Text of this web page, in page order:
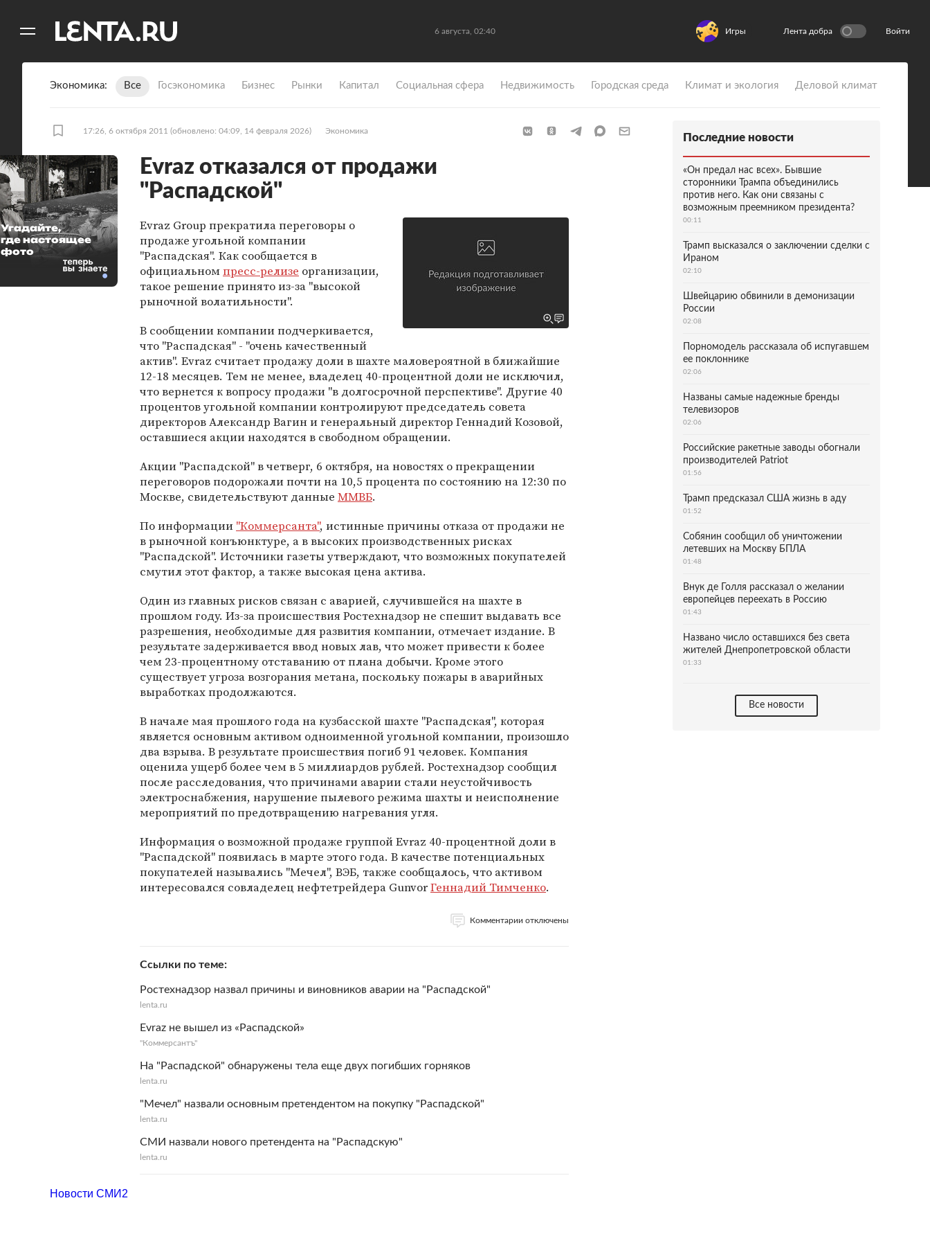
6 августа, 02:40 Игры Лента добра Войти
Экономика Все Госэкономика Бизнес Рынки Капитал Социальная сфера Недвижимость Городская среда Климат и экология Деловой климат
17:26, 6 октября 2011 (обновлено: 04:09, 14 февраля 2026) Экономика
Evraz отказался от продажи
"Распадской"
Evraz Group прекратила переговоры о
продаже угольной компании
"Распадская". Как сообщается в
официальномпресс-релизе организации,
такое решение принято из-за "высокой
рыночной волатильности".
В сообщении компании подчеркивается,
что "Распадская" - "очень качественный
актив". Evraz считает продажу доли в шахте маловероятной в ближайшие
12-18 месяцев. Тем не менее, владелец 40-процентной доли не исключил,
что вернется к вопросу продажи "в долгосрочной перспективе". Другие 40
процентов угольной компании контролируют председатель совета
директоров Александр Вагин и генеральный директор Геннадий Козовой,
оставшиеся акции находятся в свободном обращении.
Акции "Распадской" в четверг, 6 октября, на новостях о прекращении
переговоров подорожали почти на 10,5 процента по состоянию на 12:30 по
Москве, свидетельствуют данные ММВБ.
По информации "Коммерсанта", истинные причины отказа от продажи не
в рыночной конъюнктуре, а в высоких производственных рисках
"Распадской". Источники газеты утверждают, что возможных покупателей
смутил этот фактор, а также высокая цена актива.
Один из главных рисков связан с аварией, случившейся на шахте в
прошлом году. Из-за происшествия Ростехнадзор не спешит выдавать все
разрешения, необходимые для развития компании, отмечает издание. В
результате задерживается ввод новых лав, что может привести к более
чем 23-процентному отставанию от плана добычи. Кроме этого
существует угроза возгорания метана, поскольку пожары в аварийных
выработках продолжаются.
В начале мая прошлого года на кузбасской шахте "Распадская", которая
является основным активом одноименной угольной компании, произошло
два взрыва. В результате происшествия погиб 91 человек. Компания
оценила ущерб более чем в 5 миллиардов рублей. Ростехнадзор сообщил
после расследования, что причинами аварии стали неустойчивость
электроснабжения, нарушение пылевого режима шахты и неисполнение
мероприятий по предотвращению нагревания угля.
Информация о возможной продаже группой Evraz 40-процентной доли в
"Распадской" появилась в марте этого года. В качестве потенциальных
покупателей назывались "Мечел", ВЭБ, также сообщалось, что активом
интересовался совладелец нефтетрейдера GunvorГеннадий Тимченко.
Комментарии отключены
Ссылки по теме
Ростехнадзор назвал причины и виновников аварии на "Распадской"
lenta.ru
Evraz не вышел из «Распадской»
"Коммерсантъ"
На "Распадской" обнаружены тела еще двух погибших горняков
lenta.ru
"Мечел" назвали основным претендентом на покупку "Распадской"
lenta.ru
СМИ назвали нового претендента на "Распадскую"
lenta.ru
Угадайте,
где настоящее
фото
Последние новости
«Он предал нас всех». Бывшие
сторонники Трампа объединились
против него. Как они связаны с
возможным преемником президента?
00:11
Трамп высказался о заключении сделки с
Ираном
02:10
Швейцарию обвинили в демонизации
России
02:08
Порномодель рассказала об испугавшем
ее поклоннике
02:06
Названы самые надежные бренды
телевизоров
02:06
Российские ракетные заводы обогнали
производителей Patriot
01:56
Трамп предсказал США жизнь в аду
01:52
Собянин сообщил об уничтожении
летевших на Москву БПЛА
01:48
Внук де Голля рассказал о желании
европейцев переехать в Россию
01:43
Названо число оставшихся без света
жителей Днепропетровской области
01:33
Все новости
Новости СМИ2